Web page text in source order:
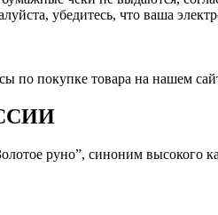
убедитесь, что ваша
по покупке товара на нашем
руно”, синоним высокого